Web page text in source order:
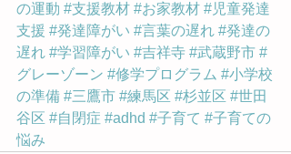
の運動 #支援教材 #お家教材 #児童発達
支援 #発達障がい #言葉の遅れ #発達の
遅れ #学習障がい #吉祥寺 #武蔵野市 #
グレーゾーン #修学プログラム #小学校
の準備 #三鷹市 #練馬区 #杉並区 #世田
谷区 #自閉症 #adhd #子育て #子育ての
悩み